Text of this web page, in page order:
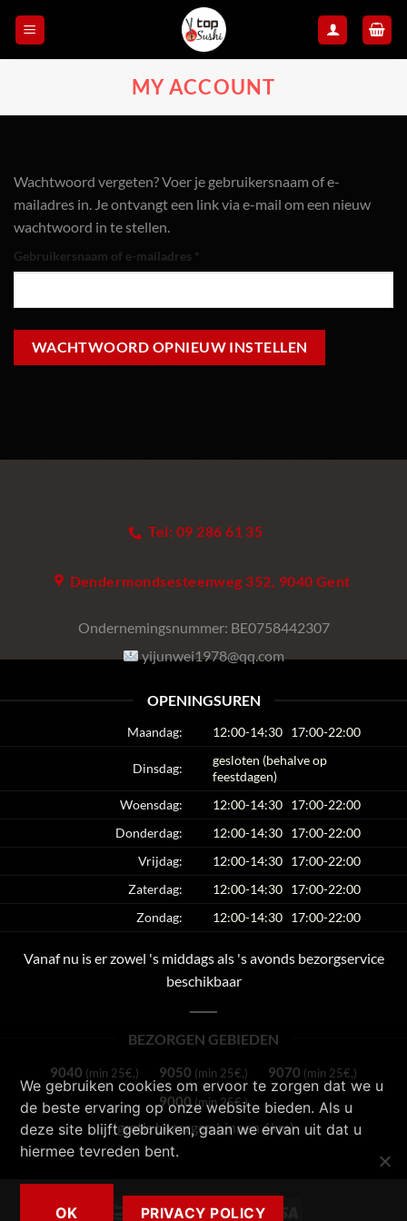
content
MY ACCOUNT
Wachtwoord vergeten? Voer je gebruikersnaam of e-
mailadres in. Je ontvangt een link via e-mail om een nieuw
wachtwoord in te stellen.
Gebruikersnaam of e-mailadres *
WACHTWOORD OPNIEUW INSTELLEN
Tel: 09 286 61 35
Dendermondsesteenweg 352, 9040 Gent
Ondernemingsnummer: BE0758442307
yijunwei1978@qq.com
OPENINGSUREN
Maandag: 12:00-14:30 17:00-22:00
Dinsdag:
gesloten (behalve op
feestdagen)
Woensdag:
12:00-14:30 17:00-22:00
Donderdag:
12:00-14:30 17:00-22:00
Vrijdag:
12:00-14:30 17:00-22:00
Zaterdag:
12:00-14:30 17:00-22:00
Zondag:
12:00-14:30 17:00-22:00
Vanaf nu is er zowel 's middags als 's avonds bezorgservice
beschikbaar
BEZORGEN GEBIEDEN
9040 (min 25€,) 9050 (min 25€,) 9070 (min 25€,)
9000 (min 25€,)
(gratis bezorgen binnen 6km)
BancontactCash MasterCard
We gebruiken cookies om ervoor te zorgen dat we u
de beste ervaring op onze website bieden. Als u
deze site blijft gebruiken, gaan we ervan uit dat u
hiermee tevreden bent.
OK PRIVACY POLICY